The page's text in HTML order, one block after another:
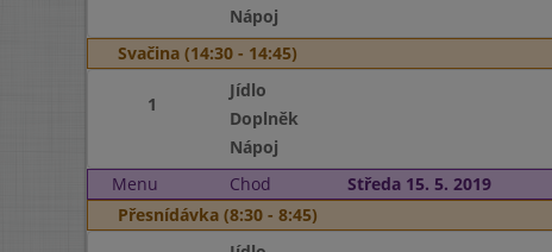
Nápoj
Svačina (14:30 - 14:45)
1
Jídlo
Doplněk
Nápoj
Menu
Chod Středa 15. 5. 2019
Přesnídávka (8:30 - 8:45)